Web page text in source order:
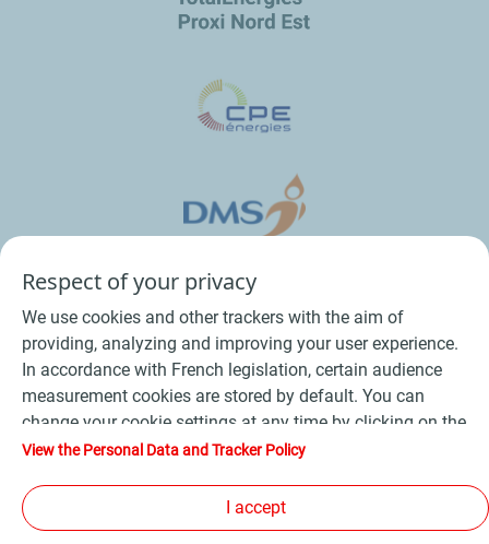
Conditions Générales de Vente Bois
Conditions Générales d’Utilisation
Respect of your privacy
We use cookies and other trackers with the aim of
providing, analyzing and improving your user experience.
In accordance with French legislation, certain audience
measurement cookies are stored by default. You can
change your cookie settings at any time by clicking on the
"Manage my cookies" button. By clicking on the "Accept"
device. If you click on "Decline", only the technical cookies
required for the site to function correctly will be used. For
View the Personal Data and Tracker Policy
I accept